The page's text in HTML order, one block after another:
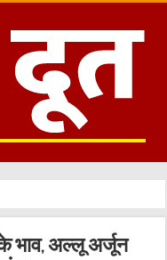
भाव, अल्लू अर्जून